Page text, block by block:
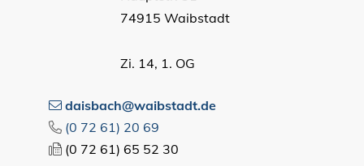
74915 Waibstadt
Zi. 14, 1. OG
daisbach@waibstadt.de
(0 72 61) 20 69
(0 72 61) 65 52 30